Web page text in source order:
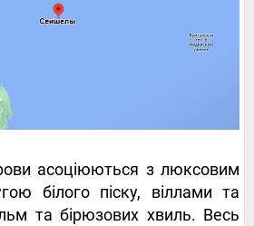
асоціюються з люксовим
білого піску, віллами та
та бірюзових хвиль. Весь